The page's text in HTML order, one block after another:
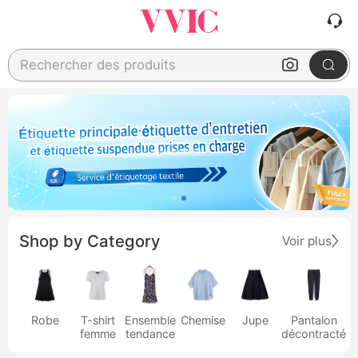
Rechercher des produits
Shop by Category Voir plus
Robe
T-shirt
femme
Ensemble
tendance
Chemise Jupe
Pantalon
décontracté